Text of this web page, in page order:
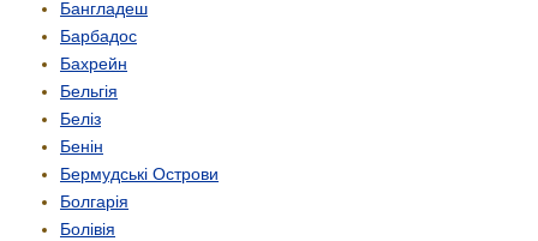
Бангладеш
Барбадос
Бахрейн
Бельгія
Беліз
Бенін
Бермудські Острови
Болгарія
Болівія